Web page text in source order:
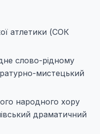
атлетики (СОК
слово-рідному
мистецький
народного хору
драматичний